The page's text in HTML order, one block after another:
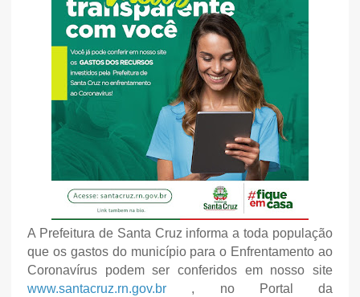
A Prefeitura de Santa Cruz informa a toda população
que os gastos do município para o Enfrentamento ao
Coronavírus podem ser conferidos em nosso site
www.santacruz.rn.gov.br , no Portal da